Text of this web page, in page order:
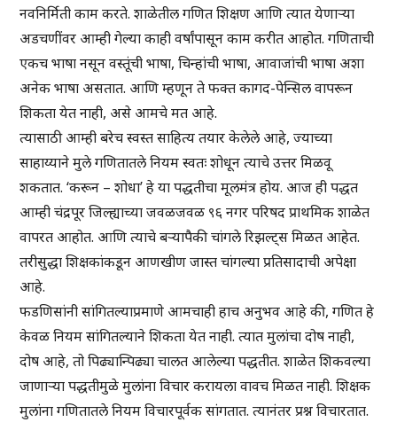
नवनिर्मिती काम करते. शाळेतील गणित शिक्षण आणि त्यात येणाऱ्या
अडचणींवर आम्ही गेल्या काही वर्षांपासून काम करीत आहोत. गणिताची
एकच भाषा नसून वस्तूंची भाषा, चिन्हांची भाषा, आवाजांची भाषा अशा
अनेक भाषा असतात. आणि म्हणून ते फक्त कागद-पेन्सिल वापरून
शिकता येत नाही, असे आमचे मत आहे.
त्यासाठी आम्ही बरेच स्वस्त साहित्य तयार केलेले आहे, ज्याच्या
साहाय्याने मुले गणितातले नियम स्वतः शोधून त्याचे उत्तर मिळवू
शकतात. ‘करून – शोधा’ हे या पद्धतीचा मूलमंत्र होय. आज ही पद्धत
आम्ही चंद्रपूर जिल्ह्याच्या जवळजवळ ९६ नगर परिषद प्राथमिक शाळेत
वापरत आहोत. आणि त्याचे बऱ्यापैकी चांगले रिझल्ट्स मिळत आहेत.
तरीसुद्धा शिक्षकांकडून आणखीण जास्त चांगल्या प्रतिसादाची अपेक्षा
आहे.
फडणिसांनी सांगितल्याप्रमाणे आमचाही हाच अनुभव आहे की, गणित हे
केवळ नियम सांगितल्याने शिकता येत नाही. त्यात मुलांचा दोष नाही,
दोष आहे, तो पिढ्यान्पिढ्या चालत आलेल्या पद्धतीत. शाळेत शिकवल्या
जाणाऱ्या पद्धतीमुळे मुलांना विचार करायला वावच मिळत नाही. शिक्षक
मुलांना गणितातले नियम विचारपूर्वक सांगतात. त्यानंतर प्रश्न विचारतात.